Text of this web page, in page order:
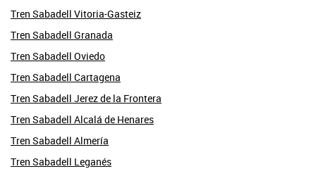
Tren Sabadell Vitoria-Gasteiz
Tren Sabadell Granada
Tren Sabadell Oviedo
Tren Sabadell Cartagena
Tren Sabadell Jerez de la Frontera
Tren Sabadell Alcalá de Henares
Tren Sabadell Almería
Tren Sabadell Leganés